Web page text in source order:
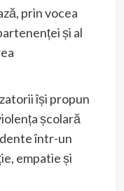
prin vocea
și al
își propun
școlară
într-un
empatie și